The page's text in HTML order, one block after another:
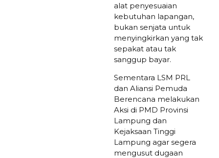
alat penyesuaian
kebutuhan lapangan,
bukan senjata untuk
menyingkirkan yang tak
sepakat atau tak
sanggup bayar.
Sementara LSM PRL
dan Aliansi Pemuda
Berencana melakukan
Aksi di PMD Provinsi
Lampung dan
Kejaksaan Tinggi
Lampung agar segera
mengusut dugaan